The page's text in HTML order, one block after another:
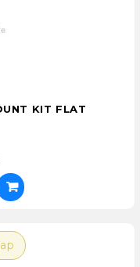
KIT FLAT